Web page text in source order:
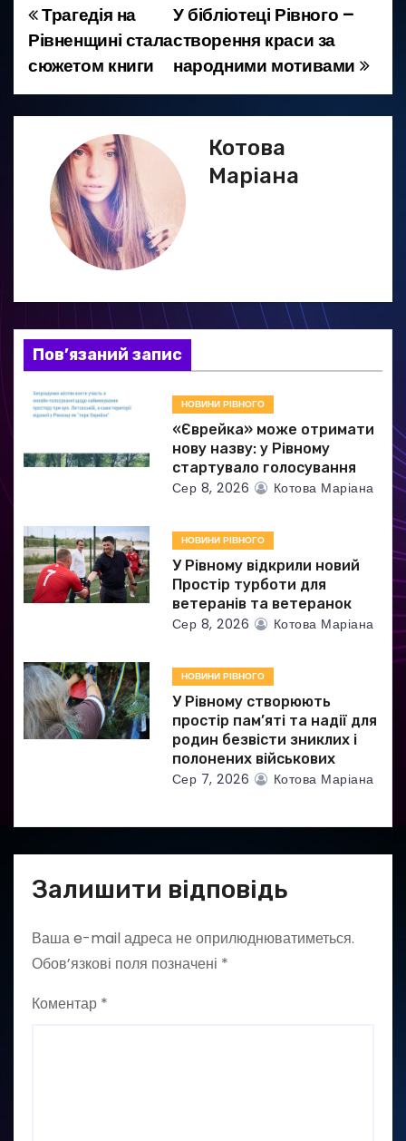
Н
а
в
я
з
а
и
с
і
в
У бібліотеці Рівного –
створення краси за
народними мотивами
Трагедія на
Рівненщині стала
сюжетом книги
Котова
Маріана
Пов’язаний запис
НОВИНИ РІВНОГО
«Єврейка» може отримати
нову назву: у Рівному
стартувало голосування
Сер 8, 2026 Котова Маріана
НОВИНИ РІВНОГО
У Рівному відкрили новий
Простір турботи для
ветеранів та ветеранок
Сер 8, 2026 Котова Маріана
НОВИНИ РІВНОГО
У Рівному створюють
простір пам’яті та надії для
родин безвісти зниклих і
полонених військових
Сер 7, 2026 Котова Маріана
Залишити відповідь
Ваша e-mail адреса не оприлюднюватиметься.
Обов’язкові поля позначені *
Коментар *